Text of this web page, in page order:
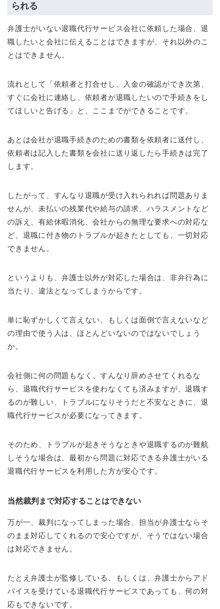
られる
弁護士がいない退職代行サービス会社に依頼した場合、退
職したいと会社に伝えることはできますが、それ以外のこ
とはできません。
流れとして「依頼者と打合せし、入金の確認ができ次第、
すぐに会社に連絡し、依頼者が退職したいので手続きをし
てほしいと告げる」と、ここまでができることです。
あとは会社が退職手続きのための書類を依頼者に送付し、
依頼者は記入した書類を会社に送り返したら手続きは完了
します。
したがって、すんなり退職が受け入れられれば問題ありま
せんが、未払いの残業代や給与の請求、ハラスメントなど
の訴え、有給休暇消化、会社からの無理な要求への対応な
ど、退職に付き物のトラブルが起きたとしても、一切対応
できません。
というよりも、弁護士以外が対応した場合は、非弁行為に
当たり、違法となってしまうからです。
単に恥ずかしくて言えない、もしくは面倒で言えないなど
の理由で使う人は、ほとんどいないのではないでしょう
か。
会社側に何の問題もなく、すんなり辞めさせてくれるな
ら、退職代行サービスを使わなくても済みますが、退職す
るのが難しい、トラブルになりそうだと不安なときに、退
職代行サービスが必要になってきます。
そのため、トラブルが起きそうなときや退職するのが難航
しそうな場合は、最初から問題に対応できる弁護士がいる
退職代行サービスを利用した方が安心です。
当然裁判まで対応することはできない
万が一、裁判になってしまった場合、担当が弁護士ならそ
のまま対応してくれるので安心ですが、そうではない場合
は対応できません。
たとえ弁護士が監修している、もしくは、弁護士からアド
バイスを受けている退職代行サービスであっても、何の対
応もできないです。